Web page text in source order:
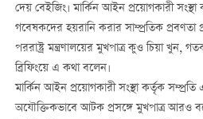
দেয় বেইজিং। মার্কিন আইন প্রয়োগকারী সংস্থা
গবেষকদের হয়রানি করার সাম্প্রতিক প্রবণতা
পররাষ্ট্র মন্ত্রণালয়ের মুখপাত্র কুও চিয়া খুন,
ব্রিফিংয়ে এ কথা বলেন।
মার্কিন আইন প্রয়োগকারী সংস্থা কর্তৃক
অযৌক্তিকভাবে আটক প্রসঙ্গে মুখপাত্র আরও